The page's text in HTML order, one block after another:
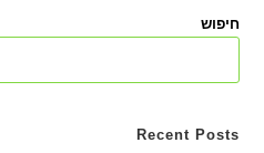
חיפוש
Recent Posts